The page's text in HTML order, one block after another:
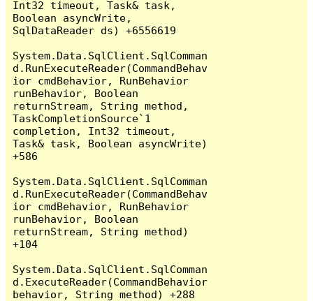
Int32 timeout, Task& task,
Boolean asyncWrite,
SqlDataReader ds) +6556619
System.Data.SqlClient.SqlComman
d.RunExecuteReader(CommandBehav
ior cmdBehavior, RunBehavior
runBehavior, Boolean
returnStream, String method,
TaskCompletionSource`1
completion, Int32 timeout,
Task& task, Boolean asyncWrite)
+586
System.Data.SqlClient.SqlComman
d.RunExecuteReader(CommandBehav
ior cmdBehavior, RunBehavior
runBehavior, Boolean
returnStream, String method)
+104
System.Data.SqlClient.SqlComman
d.ExecuteReader(CommandBehavior
behavior, String method) +288